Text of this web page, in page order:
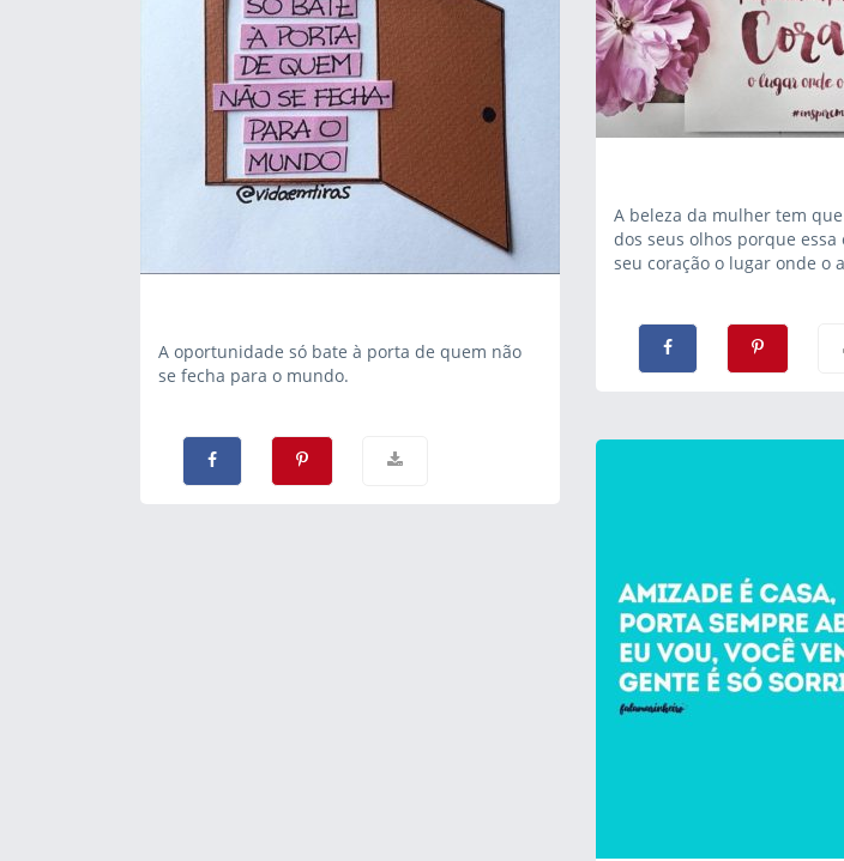
A beleza da mulher tem
dos seus olhos porque
seu coração o lugar onde o
A oportunidade só bate à porta de quem não
se fecha para o mundo.